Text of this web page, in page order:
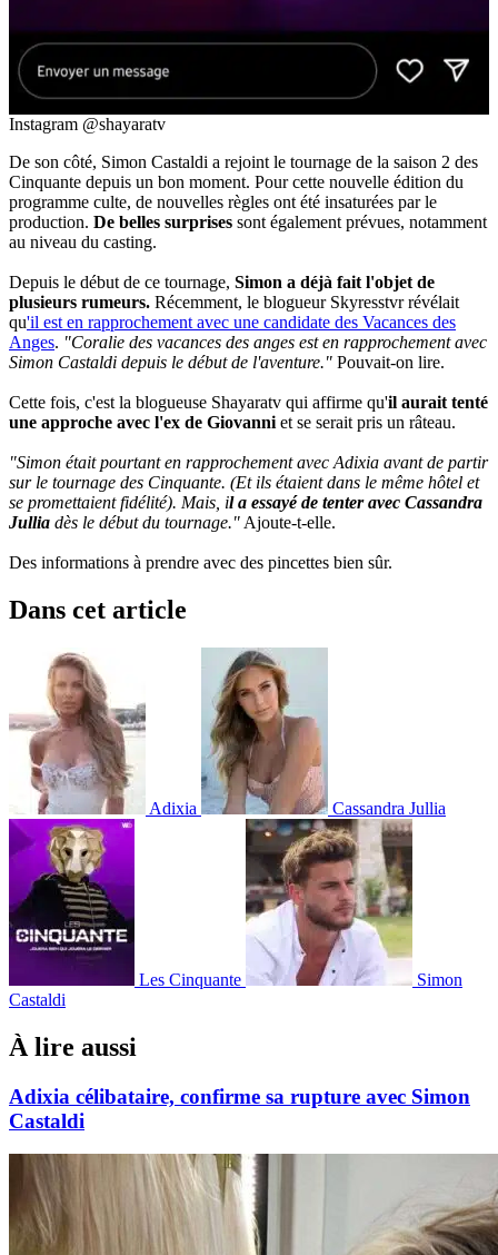
Instagram @shayaratv
De son côté, Simon Castaldi a rejoint le tournage de la saison 2 des
Cinquante depuis un bon moment. Pour cette nouvelle édition du
programme culte, de nouvelles règles ont été insaturées par le
production. De belles surprises sont également prévues, notamment
au niveau du casting.
Depuis le début de ce tournage, Simon a déjà fait l'objet de
plusieurs rumeurs. Récemment, le blogueur Skyresstvr révélait
qu'il est en rapprochement avec une candidate des Vacances des
Anges. "Coralie des vacances des anges est en rapprochement avec
Simon Castaldi depuis le début de l'aventure." Pouvait-on lire.
Cette fois, c'est la blogueuse Shayaratv qui affirme qu'il aurait tenté
une approche avec l'ex de Giovanni et se serait pris un râteau.
"Simon était pourtant en rapprochement avec Adixia avant de partir
sur le tournage des Cinquante. (Et ils étaient dans le même hôtel et
se promettaient fidélité). Mais, il a essayé de tenter avec Cassandra
Jullia dès le début du tournage." Ajoute-t-elle.
Des informations à prendre avec des pincettes bien sûr.
Dans cet article
Adixia Cassandra Jullia
Les Cinquante
Simon
Castaldi
À lire aussi
Adixia célibataire, confirme sa rupture avec Simon
Castaldi